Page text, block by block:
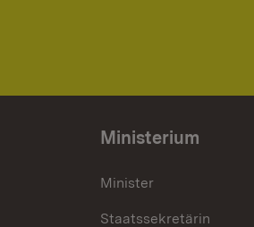
Ministerium
Minister
Staatssekretärin